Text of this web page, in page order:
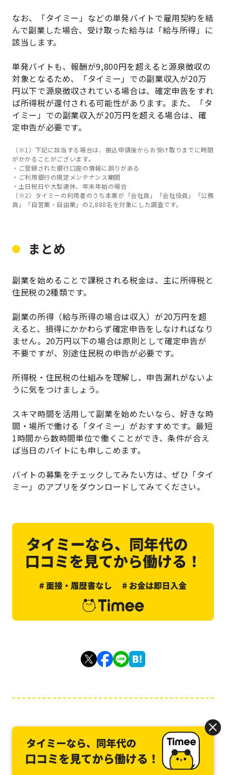
なお、「タイミー」などの単発バイトで雇用契約を結
んで副業した場合、受け取った給与は「給与所得」に
該当します。
単発バイトも、報酬が9,800円を超えると源泉徴収の
対象となるため、「タイミー」での副業収入が20万
円以下で源泉徴収されている場合は、確定申告をすれ
ば所得税が還付される可能性があります。また、「タ
イミー」での副業収入が20万円を超える場合は、確
定申告が必要です。
（※1）下記に該当する場合は、振込申請後からお受け取りまでに時間
がかかることがございます。
・ご登録された銀行口座の情報に誤りがある
・ご利用銀行の規定メンテナンス期間
・土日祝日や大型連休、年末年始の場合
（※2）タイミーの利用者のうち本業が「会社員」「会社役員」「公務
員」「自営業・自由業」の2,888名を対象にした調査です。
まとめ
副業を始めることで課税される税金は、主に所得税と
住民税の2種類です。
副業の所得（給与所得の場合は収入）が20万円を超
えると、損得にかかわらず確定申告をしなければなり
ません。20万円以下の場合は原則として確定申告が
不要ですが、別途住民税の申告が必要です。
所得税・住民税の仕組みを理解し、申告漏れがないよ
うに気をつけましょう。
スキマ時間を活用して副業を始めたいなら、好きな時
間・場所で働ける「タイミー」がおすすめです。最短
1時間から数時間単位で働くことができ、条件が合え
ば当日のバイトにも申しこめます。
バイトの募集をチェックしてみたい方は、ぜひ「タイ
ミー」のアプリをダウンロードしてみてください。
関連記事